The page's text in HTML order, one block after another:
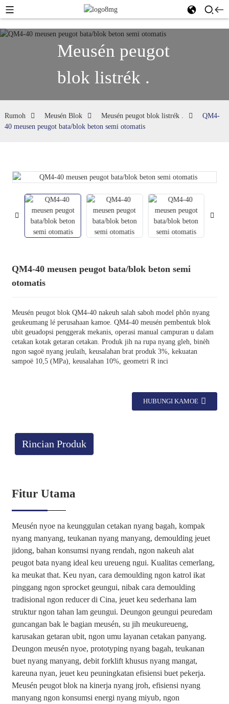
Meusén peugot
blok listrék .
Rumoh Meusén Blok Meusén peugot blok listrék .
QM4-
40 meusen peugot bata/blok beton semi otomatis
QM4-40 meusen peugot bata/blok beton semi
otomatis
Meusén peugot blok QM4-40 nakeuh salah saboh model phôn nyang
geukeumang lé perusahaan kamoe. QM4-40 meusén pembentuk blok
ubit geuadopsi penggerak mekanis, operasi manual campuran u dalam
cetakan kotak getaran cetakan. Produk jih na rupa nyang gleh, binèh
ngon sagoë nyang jeulaih, keusalahan brat produk 3%, kekuatan
sampoë 10,5 (MPa), keusalahan 10%, geometri R inci
HUBUNGI KAMOE
Rincian Produk
Fitur Utama
Meusén nyoe na keunggulan cetakan nyang bagah, kompak
nyang manyang, teukanan nyang manyang, demoulding jeuet
jidong, bahan konsumsi nyang rendah, ngon nakeuh alat
peugot bata nyang ideal keu ureueng ngui. Kualitas cemerlang,
ka meukat that. Keu nyan, cara demoulding ngon katrol ikat
pinggang ngon sprocket geungui, nibak cara demoulding
tradisional ngon reducer di Cina, jeuet keu sederhana lam
struktur ngon tahan lam geungui. Deungon geungui peuredam
guncangan bak le bagian meusén, su jih meukureueng,
karusakan getaran ubit, ngon umu layanan cetakan panyang.
Deungon meusén nyoe, prototyping nyang bagah, teukanan
buet nyang manyang, debit forklift khusus nyang mangat,
kareuna nyan, jeuet keu peuningkatan efisiensi buet pekerja.
Meusén peugot blok na kinerja nyang jroh, efisiensi nyang
manyang ngon konsumsi energi nyang miyub, ngon